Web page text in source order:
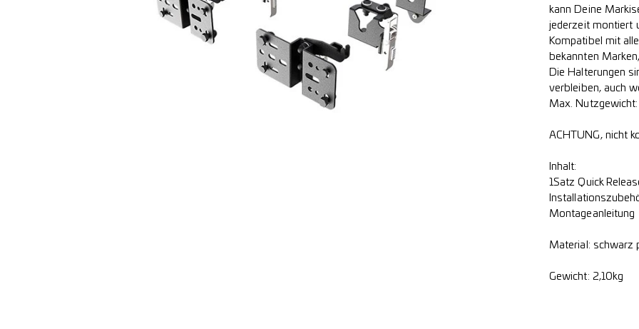
kann Deine
jederzeit montiert
Kompatibel mit
bekannten
Die Halterungen
verbleiben, auch
Max.
ACHTUNG, nicht
Inhalt:
1Satz Quick
Montageanleitung
Material: schwarz
Gewicht: 2,10kg